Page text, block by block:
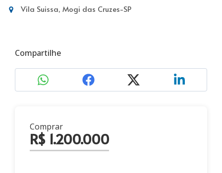
Vila Suissa, Mogi das Cruzes-SP
Compartilhe
Comprar
R$ 1.200.000